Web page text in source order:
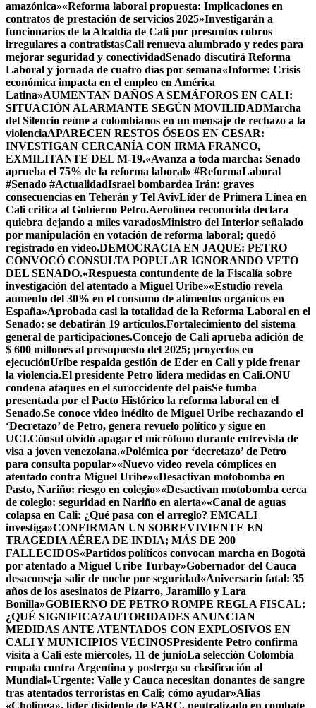
amazónica»«Reforma laboral propuesta: Implicaciones en
contratos de prestación de servicios 2025»Investigarán a
funcionarios de la Alcaldía de Cali por presuntos cobros
irregulares a contratistasCali renueva alumbrado y redes para
mejorar seguridad y conectividadSenado discutirá Reforma
Laboral y jornada de cuatro días por semana«Informe: Crisis
económica impacta en el empleo en América
Latina»AUMENTAN DAÑOS A SEMÁFOROS EN CALI:
SITUACIÓN ALARMANTE SEGÚN MOVILIDADMarcha
del Silencio reúne a colombianos en un mensaje de rechazo a la
violenciaAPARECEN RESTOS ÓSEOS EN CESAR:
INVESTIGAN CERCANÍA CON IRMA FRANCO,
EXMILITANTE DEL M-19.«Avanza a toda marcha: Senado
aprueba el 75% de la reforma laboral» #ReformaLaboral
#Senado #ActualidadIsrael bombardea Irán: graves
consecuencias en Teherán y Tel AvivLíder de Primera Línea en
Cali critica al Gobierno Petro.Aerolínea reconocida declara
quiebra dejando a miles varadosMinistro del Interior señalado
por manipulación en votación de reforma laboral; quedó
registrado en video.DEMOCRACIA EN JAQUE: PETRO
CONVOCÓ CONSULTA POPULAR IGNORANDO VETO
DEL SENADO.«Respuesta contundente de la Fiscalía sobre
investigación del atentado a Miguel Uribe»«Estudio revela
aumento del 30% en el consumo de alimentos orgánicos en
España»Aprobada casi la totalidad de la Reforma Laboral en el
Senado: se debatirán 19 artículos.Fortalecimiento del sistema
general de participaciones.Concejo de Cali aprueba adición de
$ 600 millones al presupuesto del 2025; proyectos en
ejecuciónUribe respalda gestión de Eder en Cali y pide frenar
la violencia.El presidente Petro lidera medidas en Cali.ONU
condena ataques en el suroccidente del paísSe tumba
presentada por el Pacto Histórico la reforma laboral en el
Senado.Se conoce video inédito de Miguel Uribe rechazando el
‘Decretazo’ de Petro, genera revuelo político y sigue en
UCI.Cónsul olvidó apagar el micrófono durante entrevista de
visa a joven venezolana.«Polémica por ‘decretazo’ de Petro
para consulta popular»«Nuevo video revela cómplices en
atentado contra Miguel Uribe»«Desactivan motobomba en
Pasto, Nariño: riesgo en colegio»«Desactivan motobomba cerca
de colegio: seguridad en Nariño en alerta»«Canal de aguas
colapsa en Cali: ¿Qué pasa con el arreglo? EMCALI
investiga»CONFIRMAN UN SOBREVIVIENTE EN
TRAGEDIA AÉREA DE INDIA; MÁS DE 200
FALLECIDOS«Partidos políticos convocan marcha en Bogotá
por atentado a Miguel Uribe Turbay»Gobernador del Cauca
desaconseja salir de noche por seguridad«Aniversario fatal: 35
años de los asesinatos de Pizarro, Jaramillo y Lara
Bonilla»GOBIERNO DE PETRO ROMPE REGLA FISCAL;
¿QUÉ SIGNIFICA?AUTORIDADES ANUNCIAN
MEDIDAS ANTE ATENTADOS CON EXPLOSIVOS EN
CALI Y MUNICIPIOS VECINOSPresidente Petro confirma
visita a Cali este miércoles, 11 de junioLa selección Colombia
empata contra Argentina y posterga su clasificación al
Mundial«Urgente: Valle y Cauca necesitan donantes de sangre
tras atentados terroristas en Cali; cómo ayudar»Alias
«Cholinga», líder disidente de FARC, neutralizado en combate